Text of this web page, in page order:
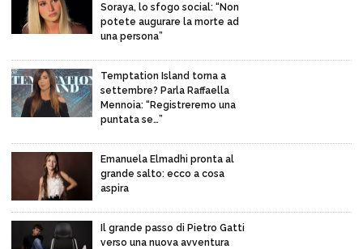
Soraya, lo sfogo social: “Non
potete augurare la morte ad
una persona”
Temptation Island torna a
settembre? Parla Raffaella
Mennoia: “Registreremo una
puntata se…”
Emanuela Elmadhi pronta al
grande salto: ecco a cosa
aspira
Il grande passo di Pietro Gatti
verso una nuova avventura